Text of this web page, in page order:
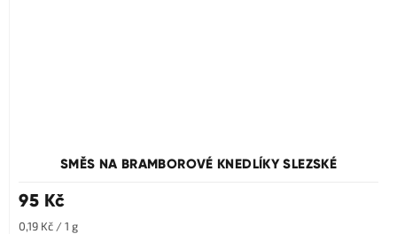
SMĚS NA BRAMBOROVÉ KNEDLÍKY SLEZSKÉ
95 Kč
Měrná
0,19 Kč / 1 g